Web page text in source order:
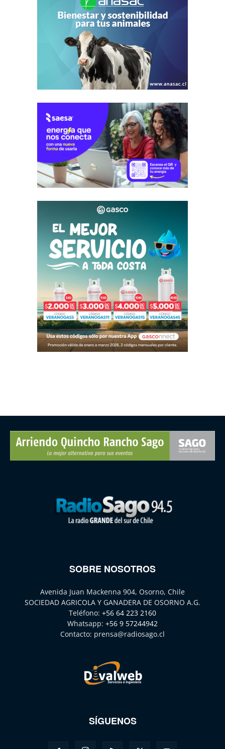
SOBRE NOSOTROS
Avenida Juan Mackenna 904, Osorno, Chile
SOCIEDAD AGRICOLA Y GANADERA DE OSORNO A.G.
Teléfono: +56 64 223 2160
Whatsapp: +56 9 57244942
Contacto: prensa@radiosago.cl
SÍGUENOS